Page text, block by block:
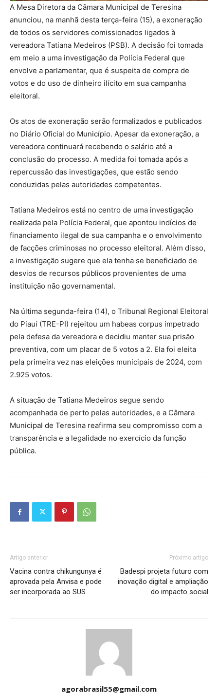
A Mesa Diretora da Câmara Municipal de Teresina
anunciou, na manhã desta terça-feira (15), a exoneração
de todos os servidores comissionados ligados à
vereadora Tatiana Medeiros (PSB). A decisão foi tomada
em meio a uma investigação da Polícia Federal que
envolve a parlamentar, que é suspeita de compra de
votos e do uso de dinheiro ilícito em sua campanha
eleitoral.
Os atos de exoneração serão formalizados e publicados
no Diário Oficial do Município. Apesar da exoneração, a
vereadora continuará recebendo o salário até a
conclusão do processo. A medida foi tomada após a
repercussão das investigações, que estão sendo
conduzidas pelas autoridades competentes.
Tatiana Medeiros está no centro de uma investigação
realizada pela Polícia Federal, que apontou indícios de
financiamento ilegal de sua campanha e o envolvimento
de facções criminosas no processo eleitoral. Além disso,
a investigação sugere que ela tenha se beneficiado de
desvios de recursos públicos provenientes de uma
instituição não governamental.
Na última segunda-feira (14), o Tribunal Regional Eleitoral
do Piauí (TRE-PI) rejeitou um habeas corpus impetrado
pela defesa da vereadora e decidiu manter sua prisão
preventiva, com um placar de 5 votos a 2. Ela foi eleita
pela primeira vez nas eleições municipais de 2024, com
2.925 votos.
A situação de Tatiana Medeiros segue sendo
acompanhada de perto pelas autoridades, e a Câmara
Municipal de Teresina reafirma seu compromisso com a
transparência e a legalidade no exercício da função
pública.
Artigo anterior
Vacina contra chikungunya é
aprovada pela Anvisa e pode
ser incorporada ao SUS
Próximo artigo
Badespi projeta futuro com
inovação digital e ampliação
do impacto social
agorabrasil55@gmail.com